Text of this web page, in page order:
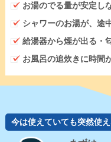
お湯のでる量が安定し
シャワーのお湯が、途
給湯器から煙が出る・
お風呂の追炊きに時間
今は使えていても突然使